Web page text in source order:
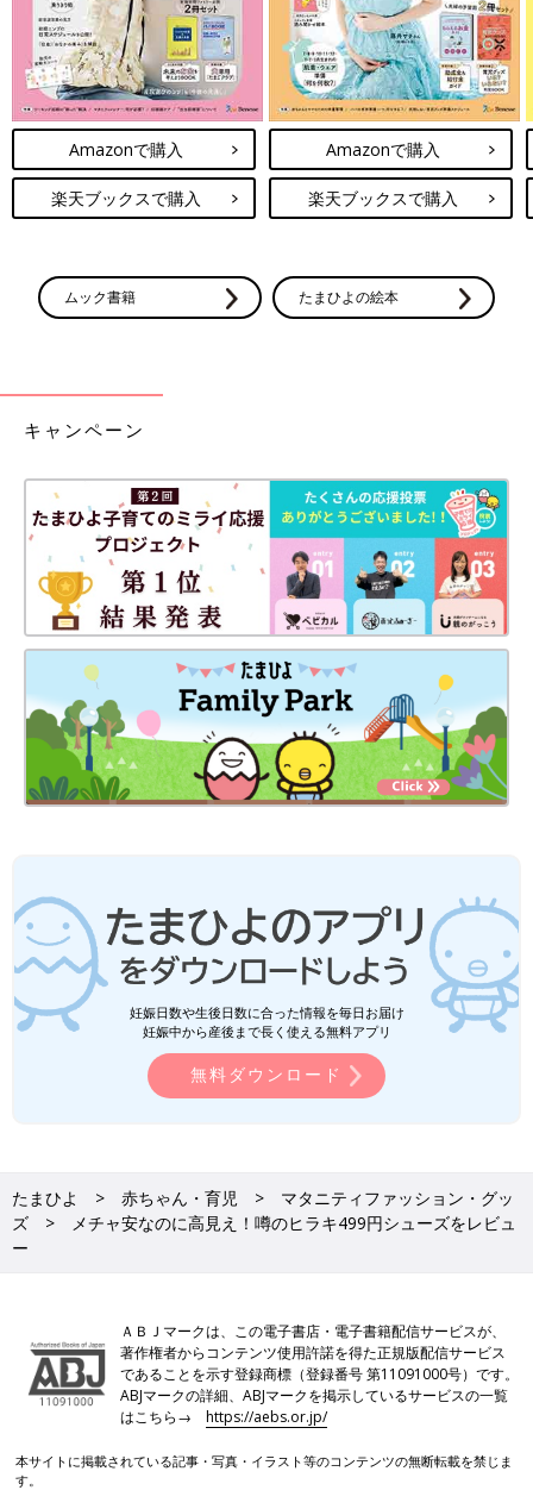
Amazonで購入
楽天ブックスで購入
Amazonで購入
楽天ブックスで購入
ムック書籍 たまひよの絵本
キャンペーン
妊娠日数や生後日数に合った情報を毎日お届け
妊娠中から産後まで長く使える無料アプリ
無料ダウンロード
たまひよ 赤ちゃん・育児
マタニティファッション・グッ
ズ
メチャ安なのに高見え！噂のヒラキ499円シューズをレビュ
ー
ＡＢＪマークは、この電子書店・電子書籍配信サービスが、
著作権者からコンテンツ使用許諾を得た正規版配信サービス
であることを示す登録商標（登録番号 第11091000号）です。
ABJマークの詳細、ABJマークを掲示しているサービスの一覧
はこちら→https://aebs.or.jp/
本サイトに掲載されている記事・写真・イラスト等のコンテンツの無断転載を禁じま
す。